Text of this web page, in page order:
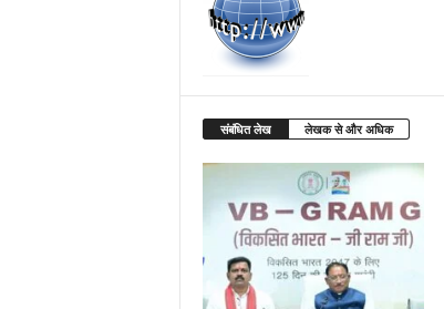
संबंधित लेख लेखक से और अधिक